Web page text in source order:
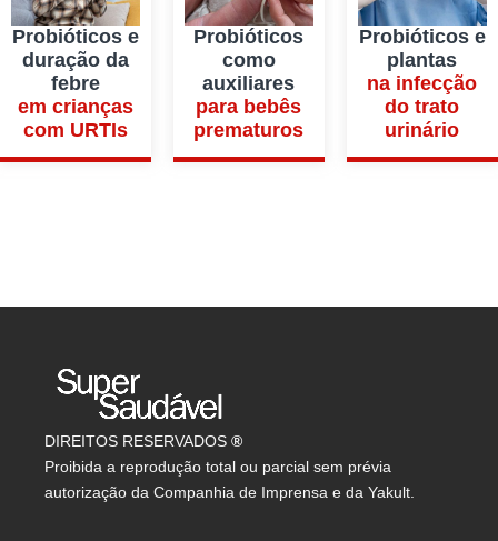
Probióticos e
duração da
febre
em crianças
com URTIs
Probióticos
como
auxiliares
para bebês
prematuros
Probióticos e
plantas
na infecção
do trato
urinário
DIREITOS RESERVADOS ®
Proibida a reprodução total ou parcial sem prévia
autorização da Companhia de Imprensa e da Yakult.